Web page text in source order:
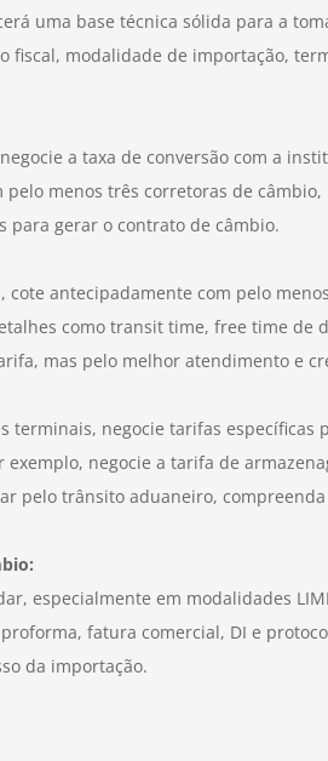
uma base técnica sólida para a
fiscal, modalidade de importação,
a taxa de conversão com a
menos três corretoras de
para gerar o contrato de câmbio.
antecipadamente com pelo
como transit time, free time de
mas pelo melhor atendimento e
negocie tarifas específicas
negocie a tarifa de
pelo trânsito aduaneiro, compreenda
especialmente em modalidades
fatura comercial, DI e
da importação.